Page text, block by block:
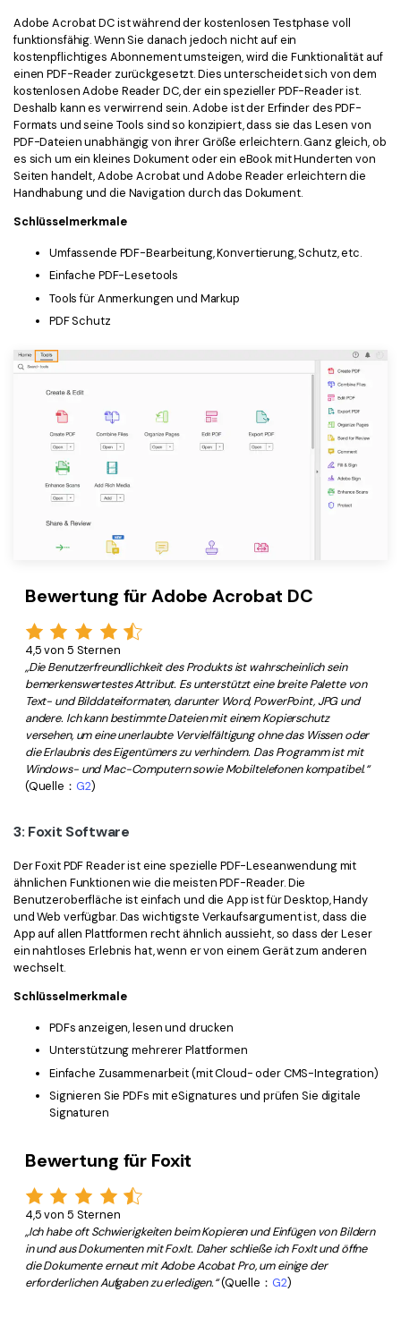
Adobe Acrobat DC ist während der kostenlosen Testphase voll
funktionsfähig. Wenn Sie danach jedoch nicht auf ein
kostenpflichtiges Abonnement umsteigen, wird die Funktionalität auf
einen PDF-Reader zurückgesetzt. Dies unterscheidet sich von dem
kostenlosen Adobe Reader DC, der ein spezieller PDF-Reader ist.
Deshalb kann es verwirrend sein. Adobe ist der Erfinder des PDF-
Formats und seine Tools sind so konzipiert, dass sie das Lesen von
PDF-Dateien unabhängig von ihrer Größe erleichtern. Ganz gleich, ob
es sich um ein kleines Dokument oder ein eBook mit Hunderten von
Seiten handelt, Adobe Acrobat und Adobe Reader erleichtern die
Handhabung und die Navigation durch das Dokument.
Schlüsselmerkmale
Umfassende PDF-Bearbeitung, Konvertierung, Schutz, etc.
Einfache PDF-Lesetools
Tools für Anmerkungen und Markup
PDF Schutz
Bewertung für Adobe Acrobat DC
4,5 von 5 Sternen
„Die Benutzerfreundlichkeit des Produkts ist wahrscheinlich sein
bemerkenswertestes Attribut. Es unterstützt eine breite Palette von
Text- und Bilddateiformaten, darunter Word, PowerPoint, JPG und
andere. Ich kann bestimmte Dateien mit einem Kopierschutz
versehen, um eine unerlaubte Vervielfältigung ohne das Wissen oder
die Erlaubnis des Eigentümers zu verhindern. Das Programm ist mit
Windows- und Mac-Computern sowie Mobiltelefonen kompatibel.“
(Quelle： G2)
3: Foxit Software
Der Foxit PDF Reader ist eine spezielle PDF-Leseanwendung mit
ähnlichen Funktionen wie die meisten PDF-Reader. Die
Benutzeroberfläche ist einfach und die App ist für Desktop, Handy
und Web verfügbar. Das wichtigste Verkaufsargument ist, dass die
App auf allen Plattformen recht ähnlich aussieht, so dass der Leser
ein nahtloses Erlebnis hat, wenn er von einem Gerät zum anderen
wechselt.
Schlüsselmerkmale
PDFs anzeigen, lesen und drucken
Unterstützung mehrerer Plattformen
Einfache Zusammenarbeit (mit Cloud- oder CMS-Integration)
Signieren Sie PDFs mit eSignatures und prüfen Sie digitale
Signaturen
Bewertung für Foxit
4,5 von 5 Sternen
„Ich habe oft Schwierigkeiten beim Kopieren und Einfügen von Bildern
in und aus Dokumenten mit FoxIt. Daher schließe ich FoxIt und öffne
die Dokumente erneut mit Adobe Acobat Pro, um einige der
erforderlichen Aufgaben zu erledigen.“(Quelle： G2)